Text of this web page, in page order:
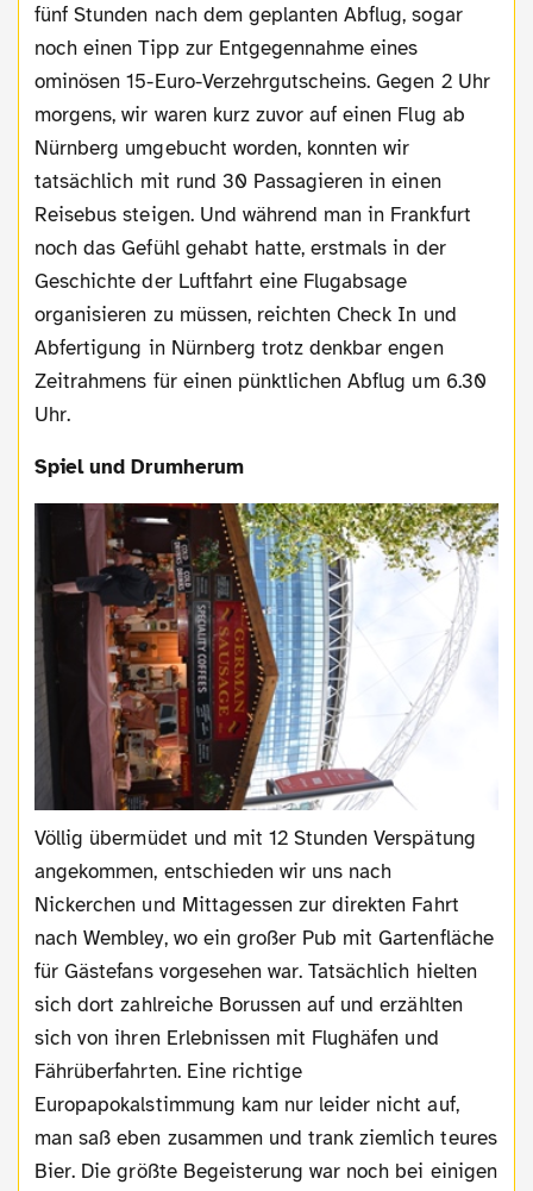
fünf Stunden nach dem geplanten Abflug, sogar
noch einen Tipp zur Entgegennahme eines
ominösen 15-Euro-Verzehrgutscheins. Gegen 2 Uhr
morgens, wir waren kurz zuvor auf einen Flug ab
Nürnberg umgebucht worden, konnten wir
tatsächlich mit rund 30 Passagieren in einen
Reisebus steigen. Und während man in Frankfurt
noch das Gefühl gehabt hatte, erstmals in der
Geschichte der Luftfahrt eine Flugabsage
organisieren zu müssen, reichten Check In und
Abfertigung in Nürnberg trotz denkbar engen
Zeitrahmens für einen pünktlichen Abflug um 6.30
Uhr.
Spiel und Drumherum
Völlig übermüdet und mit 12 Stunden Verspätung
angekommen, entschieden wir uns nach
Nickerchen und Mittagessen zur direkten Fahrt
nach Wembley, wo ein großer Pub mit Gartenfläche
für Gästefans vorgesehen war. Tatsächlich hielten
sich dort zahlreiche Borussen auf und erzählten
sich von ihren Erlebnissen mit Flughäfen und
Fährüberfahrten. Eine richtige
Europapokalstimmung kam nur leider nicht auf,
man saß eben zusammen und trank ziemlich teures
Bier. Die größte Begeisterung war noch bei einigen